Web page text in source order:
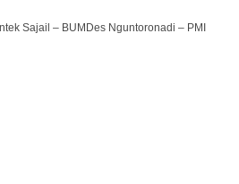
Sajail – BUMDes Nguntoronadi – PMI